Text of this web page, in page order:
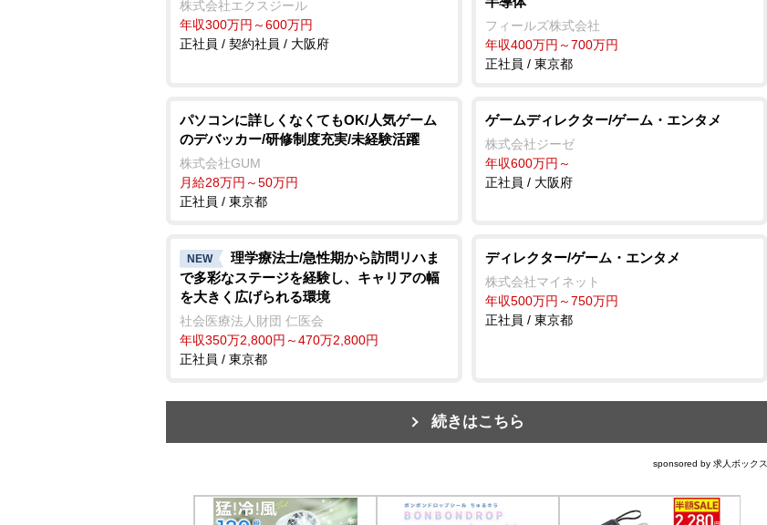
株式会社エクスジール
年収300万円～600万円
正社員 / 契約社員 / 大阪府
フィールズ株式会社
年収400万円～700万円
正社員 / 東京都
パソコンに詳しくなくてもOK/人気ゲーム
のデバッカー/研修制度充実/未経験活躍
株式会社GUM
月給28万円～50万円
正社員 / 東京都
ゲームディレクター/ゲーム・エンタメ
株式会社ジーゼ
年収600万円～
正社員 / 大阪府
NEW
理学療法士/急性期から訪問リハま
で多彩なステージを経験し、キャリアの幅
を大きく広げられる環境
社会医療法人財団 仁医会
年収350万2,800円～470万2,800円
正社員 / 東京都
ディレクター/ゲーム・エンタメ
株式会社マイネット
年収500万円～750万円
正社員 / 東京都
続きはこちら
sponsored by 求人ボックス